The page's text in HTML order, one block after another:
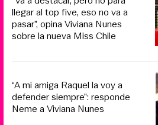
llegar al top five, eso no va a
pasar”, opina Viviana Nunes
sobre la nueva Miss Chile
“A mi amiga Raquel la voy a
defender siempre”: responde
Neme a Viviana Nunes